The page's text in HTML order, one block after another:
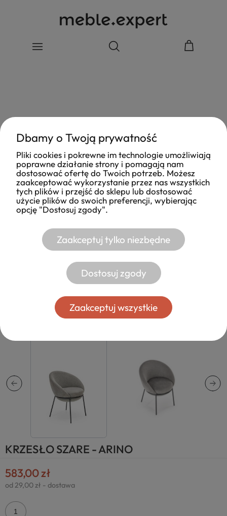
KRZESŁO SZARE - ARINO
583,00 zł
od 29,00 zł - dostawa
Dbamy o Twoją prywatność
Pliki cookies i pokrewne im technologie umożliwiają
poprawne działanie strony i pomagają nam
dostosować ofertę do Twoich potrzeb. Możesz
zaakceptować wykorzystanie przez nas wszystkich
tych plików i przejść do sklepu lub dostosować
użycie plików do swoich preferencji, wybierając
opcję "Dostosuj zgody".
Zaakceptuj tylko niezbędne
Dostosuj zgody
Zaakceptuj wszystkie